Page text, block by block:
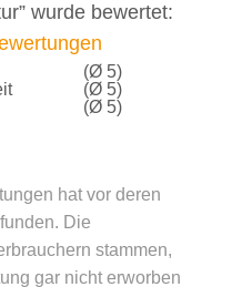
wurde bewertet:
(Ø 5)
(Ø 5)
(Ø 5)
hat vor deren
Die
stammen,
gar nicht erworben